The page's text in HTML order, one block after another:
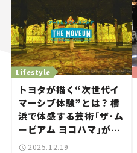
Lifestyle
トヨタが描く“次世代イ
マーシブ体験”とは？ 横
浜で体感する芸術「ザ・ム
ービアム ヨコハマ」が期
間限定で開催！
2025.12.19